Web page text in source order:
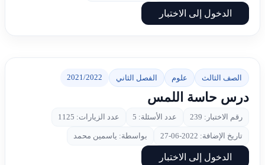
الدخول إلى الاختبار
الصف الثالث علوم الفصل الثاني 2021/2022
درس حاسة اللمس
رقم الاختبار: 239 عدد الأسئلة: 5 عدد الزيارات: 1125
تاريخ الإضافة: 2022-06-27 بواسطة: ياسمين محمد
الدخول إلى الاختبار